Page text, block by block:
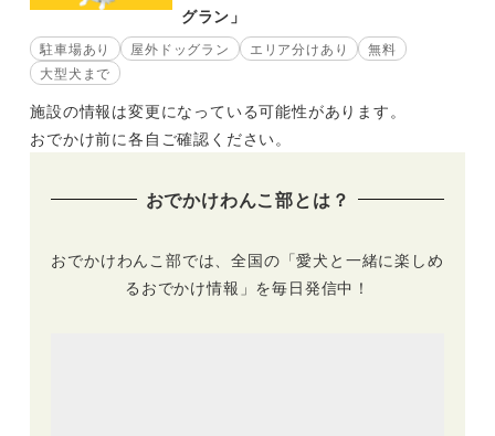
グラン」
駐車場あり 屋外ドッグラン エリア分けあり
無料
大型犬まで
施設の情報は変更になっている可能性があります。
おでかけ前に各自ご確認ください。
おでかけわんこ部とは？
おでかけわんこ部では、全国の「愛犬と一緒に楽しめ
るおでかけ情報」を毎日発信中！